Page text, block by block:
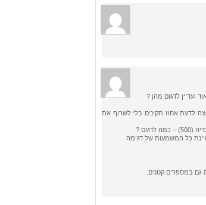
ועדיין לדגום מהן ?
איש, (או 500 גפרורים שרוצה לדעת אחוז תקינים בלי לשרוף את
?
גם במספרים קטנים.